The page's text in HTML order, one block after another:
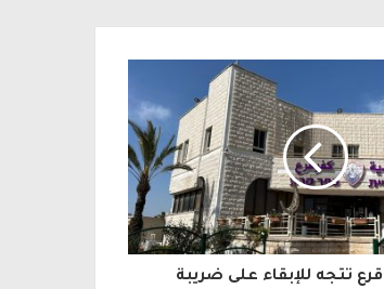
قرع تتجه للإبقاء على ضريبة